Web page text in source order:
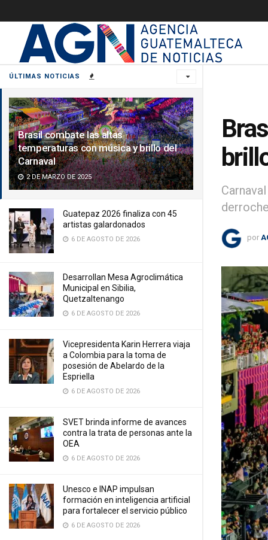
ÚLTIMAS NOTICIAS
Brasil combate las altas
temperaturas con música y brillo del
Carnaval
2 DE MARZO DE 2025
Guatepaz 2026 finaliza con 45
artistas galardonados
6 DE AGOSTO DE 2026
Desarrollan Mesa Agroclimática
Municipal en Sibilia,
Quetzaltenango
6 DE AGOSTO DE 2026
Vicepresidenta Karin Herrera viaja
a Colombia para la toma de
posesión de Abelardo de la
Espriella
6 DE AGOSTO DE 2026
SVET brinda informe de avances
contra la trata de personas ante la
OEA
6 DE AGOSTO DE 2026
Unesco e INAP impulsan
formación en inteligencia artificial
para fortalecer el servicio público
6 DE AGOSTO DE 2026
por